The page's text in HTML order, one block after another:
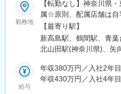
駅、奥田中学校前駅、
駅、西滑川駅、油田駅
駅、戸出駅、高岡やぶ
野駅、植大駅、徳永駅、
駅、藤枝駅、入江岡駅
駅、岐阜駅、細畑駅、柳
駅、名鉄岐阜駅、笠寺駅
勤務地
【転勤なし】神奈川県
属☆原則、配属店舗は自
す（転居を伴う異動無
（関東・関西）を検討す
場合、諸費用は会社負担
子市、相模原市、大和市
大田区、品川区、世田谷
【最寄り駅】
新高島駅、鶴間駅、青葉
北山田駅(神奈川県)、矢
中華街駅、伊勢原駅、山
駅、南橋本駅、新杉田駅
給与
年収380万円／入社2年目
年収430万円／入社4年